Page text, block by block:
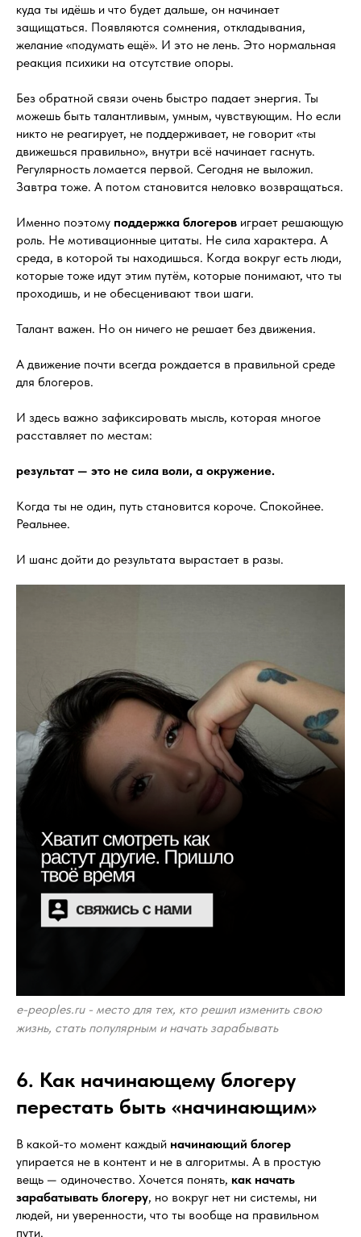
куда ты идёшь и что будет дальше, он начинает
защищаться. Появляются сомнения, откладывания,
желание «подумать ещё». И это не лень. Это нормальная
реакция психики на отсутствие опоры.
Без обратной связи очень быстро падает энергия. Ты
можешь быть талантливым, умным, чувствующим. Но если
никто не реагирует, не поддерживает, не говорит «ты
движешься правильно», внутри всё начинает гаснуть.
Регулярность ломается первой. Сегодня не выложил.
Завтра тоже. А потом становится неловко возвращаться.
Именно поэтому поддержка блогеров играет решающую
роль. Не мотивационные цитаты. Не сила характера. А
среда, в которой ты находишься. Когда вокруг есть люди,
которые тоже идут этим путём, которые понимают, что ты
проходишь, и не обесценивают твои шаги.
Талант важен. Но он ничего не решает без движения.
А движение почти всегда рождается в правильной среде
для блогеров.
И здесь важно зафиксировать мысль, которая многое
расставляет по местам:
результат — это не сила воли, а окружение.
Когда ты не один, путь становится короче. Спокойнее.
Реальнее.
И шанс дойти до результата вырастает в разы.
e-peoples.ru - место для тех, кто решил изменить свою
жизнь, стать популярным и начать зарабывать
6. Как начинающему блогеру
перестать быть «начинающим»
В какой-то момент каждый начинающий блогер
упирается не в контент и не в алгоритмы. А в простую
вещь — одиночество. Хочется понять, как начать
зарабатывать блогеру, но вокруг нет ни системы, ни
людей, ни уверенности, что ты вообще на правильном
пути.